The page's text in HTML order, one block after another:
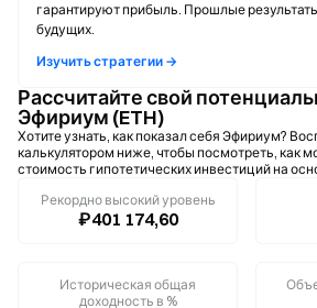
гарантируют прибыль. Прошлые
будущих.
Изучить стратегии →
Рассчитайте свой
Эфириум (ETH)
Хотите узнать, как показал себя Эфириум?
калькулятором ниже, чтобы посмотреть, как
стоимость гипотетических инвестиций на
Рекордно высокий уровень
₽401 174,60
Историческая общая
доходность в %